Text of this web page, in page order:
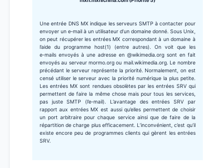
Une entrée DNS MX indique les serveurs SMTP à contacter pour
envoyer un e‑mail à un utilisateur d’un domaine donné. Sous Unix,
on peut récupérer les entrées MX correspondant à un domaine à
l’aide du programme host(1) (entre autres). On voit que les
e‑mails envoyés à une adresse en @wikimedia.org sont en fait
envoyés au serveur mormo.org ou mail.wikimedia.org. Le nombre
précédant le serveur représente la priorité. Normalement, on est
censé utiliser le serveur avec la priorité numérique la plus petite.
Les entrées MX sont rendues obsolètes par les entrées SRV qui
permettent de faire la même chose mais pour tous les services,
pas juste SMTP (l’e‑mail). L’avantage des entrées SRV par
rapport aux entrées MX est aussi qu’elles permettent de choisir
un port arbitraire pour chaque service ainsi que de faire de la
répartition de charge plus efficacement. L’inconvénient, c’est qu’il
existe encore peu de programmes clients qui gèrent les entrées
SRV.